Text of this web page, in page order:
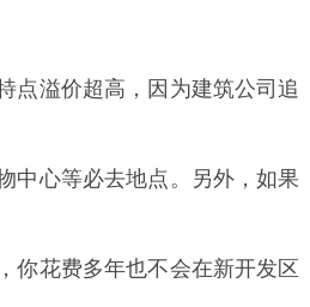
点溢价超高，因为建筑公司追
中心等必去地点。另外，如果
你花费多年也不会在新开发区